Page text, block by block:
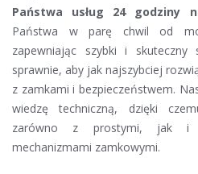
Państwa usług 24 godziny
Państwa w parę chwil od
zapewniając szybki i skuteczny
sprawnie, aby jak najszybciej
z zamkami i bezpieczeństwem.
wiedzę techniczną, dzięki
zarówno z prostymi, jak i
mechanizmami zamkowymi.